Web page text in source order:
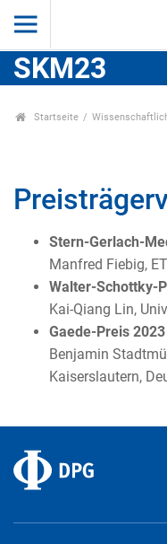
SKM23
Startseite
Stern-Gerlach-
Manfred Fiebig,
Walter-Schottky-
Kai-Qiang Lin,
Gaede-Preis 2023
Benjamin
Kaiserslautern,